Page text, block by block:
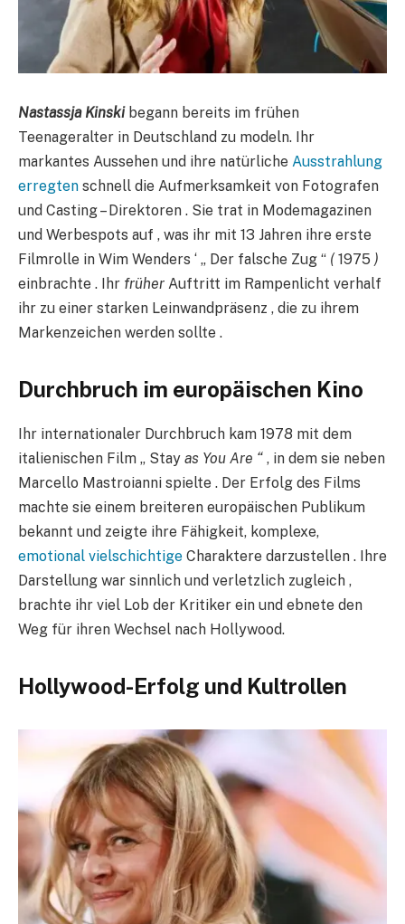
Nastassja Kinskibegann bereits im frühen
Teenageralter in Deutschland zu modeln. Ihr
markantes Aussehen und ihre natürliche Ausstrahlung
erregten schnell die Aufmerksamkeit von Fotografen
und Casting – Direktoren . Sie trat in Modemagazinen
und Werbespots auf , was ihr mit 13 Jahren ihre erste
Filmrolle in Wim Wenders ‘ „ Der falsche Zug “ (1975 )
einbrachte . Ihr früher Auftritt im Rampenlicht verhalf
ihr zu einer starken Leinwandpräsenz , die zu ihrem
Markenzeichen werden sollte .
Durchbruch im europäischen Kino
Ihr internationaler Durchbruch kam 1978 mit dem
italienischen Film „ Stay as You Are “ , in dem sie neben
Marcello Mastroianni spielte . Der Erfolg des Films
machte sie einem breiteren europäischen Publikum
bekannt und zeigte ihre Fähigkeit, komplexe,
emotional vielschichtige Charaktere darzustellen . Ihre
Darstellung war sinnlich und verletzlich zugleich ,
brachte ihr viel Lob der Kritiker ein und ebnete den
Weg für ihren Wechsel nach Hollywood.
Hollywood-Erfolg und Kultrollen